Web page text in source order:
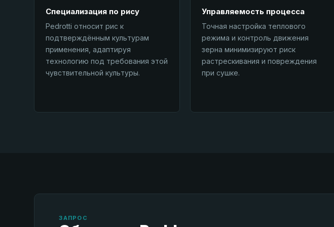
Специализация по рису
Pedrotti относит рис к
подтверждённым культурам
применения, адаптируя
технологию под требования этой
чувствительной культуры.
Управляемость процесса
Точная настройка теплового
режима и контроль движения
зерна минимизируют риск
растрескивания и повреждения
при сушке.
ЗАПРОС